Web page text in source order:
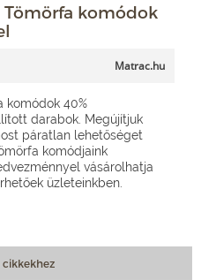
Tömörfa komódok
Matrac.hu
komódok 40%
darabok. Megújítjuk
páratlan lehetőséget
komódjaink
vásárolhatja
üzleteinkben.
cikkekhez